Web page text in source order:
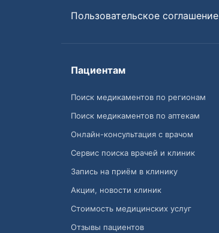
Пользовательское соглашение
Пациентам
Поиск медикаментов по регионам
Поиск медикаментов по аптекам
Онлайн-консультация с врачом
Сервис поиска врачей и клиник
Запись на приём в клинику
Акции, новости клиник
Стоимость медицинских услуг
Отзывы пациентов